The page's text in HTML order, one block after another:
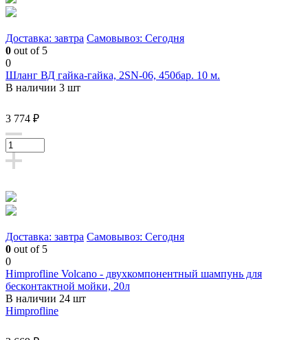
Доставка: завтра Самовывоз: Сегодня
0 out of 5
0
Шланг ВД гайка-гайка, 2SN-06, 450бар. 10 м.
В наличии 3 шт
3 774 ₽
Доставка: завтра Самовывоз: Сегодня
0 out of 5
0
Himprofline Volcano - двухкомпонентный шампунь для
бесконтактной мойки, 20л
В наличии 24 шт
Himprofline